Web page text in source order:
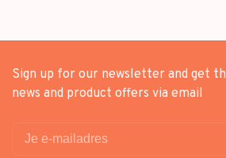
Sign up for our newsletter and get
news and product offers via email